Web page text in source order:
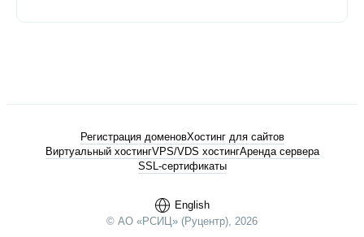
English
© АО «РСИЦ» (Руцентр), 2026
Регистрация доменовХостинг для сайтов
Виртуальный хостингVPS/VDS хостингАренда сервера
SSL-сертификаты